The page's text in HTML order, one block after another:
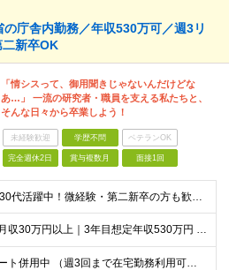
庁舎内勤務／年収530万可／週3リ
新卒OK
「情シスって、御用聞きじゃないんだけどな
あ…」 一流の研究者・職員を支える私たちと、
そんな日々から卒業しよう！
未経験歓迎 学歴不問 ベテランOK
完全週休2日 賞与複数月 面接1回
☆20・30代活躍中！微経験・第二新卒の方も歓迎します◎ ◆情シス・ヘルプデスクの実務経験（年数不問） ◆情報セキュリティマネジメント試験（SG）合格または同等の知識 ◆学歴不問 ▽以下のような方を
☆想定月収30万円以上｜3年目想定年収530万円 ☆月20日勤務を想定した場合、月収300,000円〜の支給となります ◆日額15,000円〜＋各種手当＋昇給あり＋賞与年2回 ※これまでの経験やスキ
★リモート併用中 （週3回まで在宅勤務利用可。業務に慣れるまでは出社していただきます。）！霞ヶ関駅から徒歩1分 東京都千代田区霞が関1-3-1 経済産業省別館11階 ※(変更の範囲)原則、変更なし